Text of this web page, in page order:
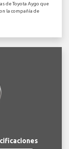
de Toyota Aygo que
la compañía de